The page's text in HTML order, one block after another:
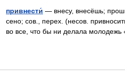
привнести́ — внесу, внесёшь;
сено; сов., перех. (несов.
во все, что бы ни делала